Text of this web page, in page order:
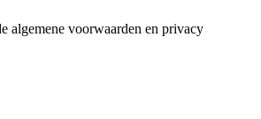
algemene voorwaarden en privacy